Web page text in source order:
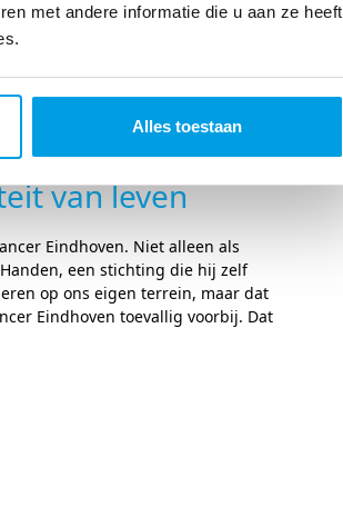
met andere informatie die u aan ze heeft
Alles toestaan
van leven
Eindhoven. Niet alleen als
een stichting die hij zelf
op ons eigen terrein, maar dat
Eindhoven toevallig voorbij. Dat